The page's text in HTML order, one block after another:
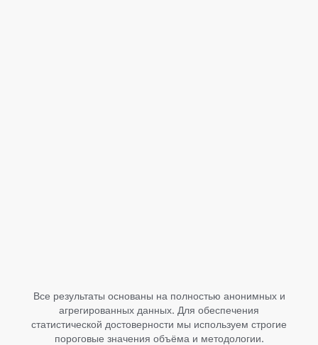
Все результаты основаны на полностью анонимных и
агрегированных данных. Для обеспечения
статистической достоверности мы используем строгие
пороговые значения объёма и методологии.